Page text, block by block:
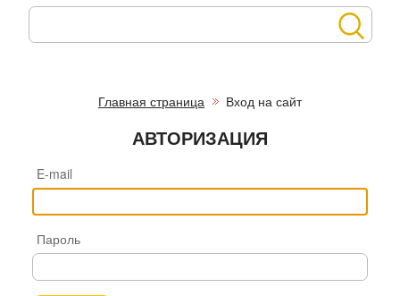
Главная страница Вход на сайт
АВТОРИЗАЦИЯ
E-mail
Пароль